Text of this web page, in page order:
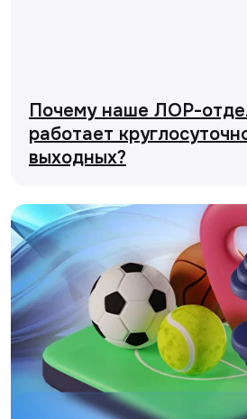
Почему наше ЛОР-
работает
выходных?